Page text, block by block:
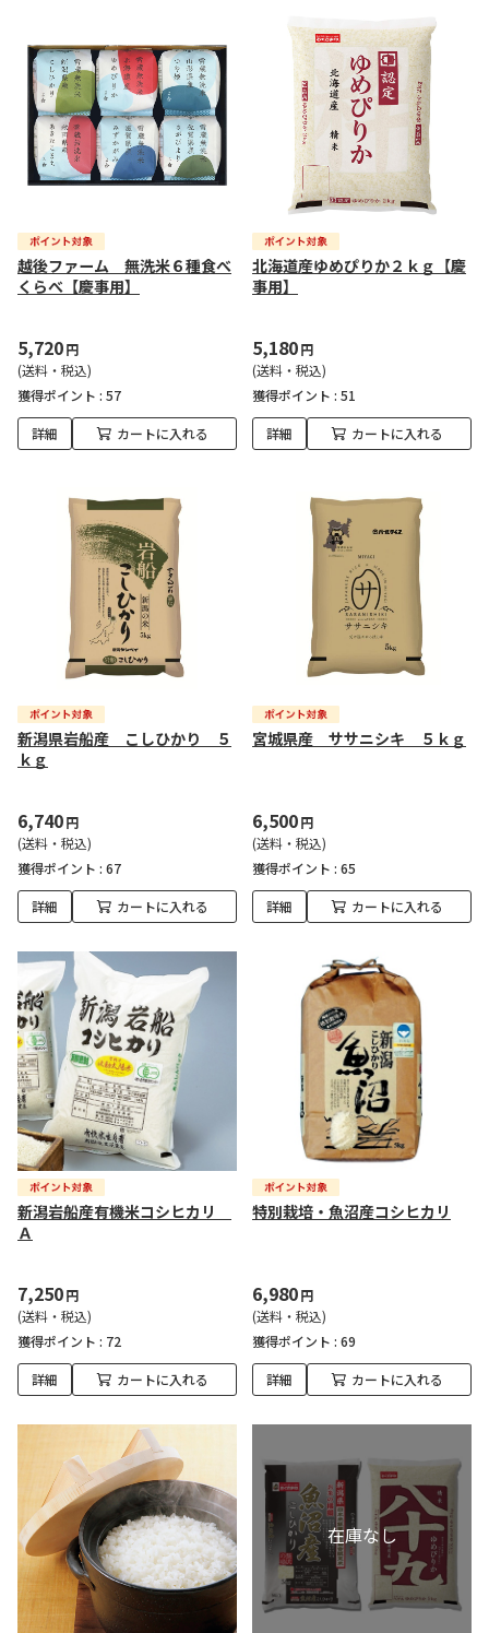
越後ファーム 無洗米６種食べ
くらべ【慶事用】
5,720円
(送料・税込)
獲得ポイント : 57
詳細 カートに入れる
北海道産ゆめぴりか２ｋｇ【慶
事用】
5,180円
(送料・税込)
獲得ポイント : 51
詳細 カートに入れる
新潟県岩船産 こしひかり ５
ｋｇ
6,740円
(送料・税込)
獲得ポイント : 67
詳細 カートに入れる
宮城県産 ササニシキ ５ｋｇ
6,500円
(送料・税込)
獲得ポイント : 65
詳細 カートに入れる
新潟岩船産有機米コシヒカリ
Ａ
7,250円
(送料・税込)
獲得ポイント : 72
詳細 カートに入れる
特別栽培・魚沼産コシヒカリ
6,980円
(送料・税込)
獲得ポイント : 69
詳細 カートに入れる